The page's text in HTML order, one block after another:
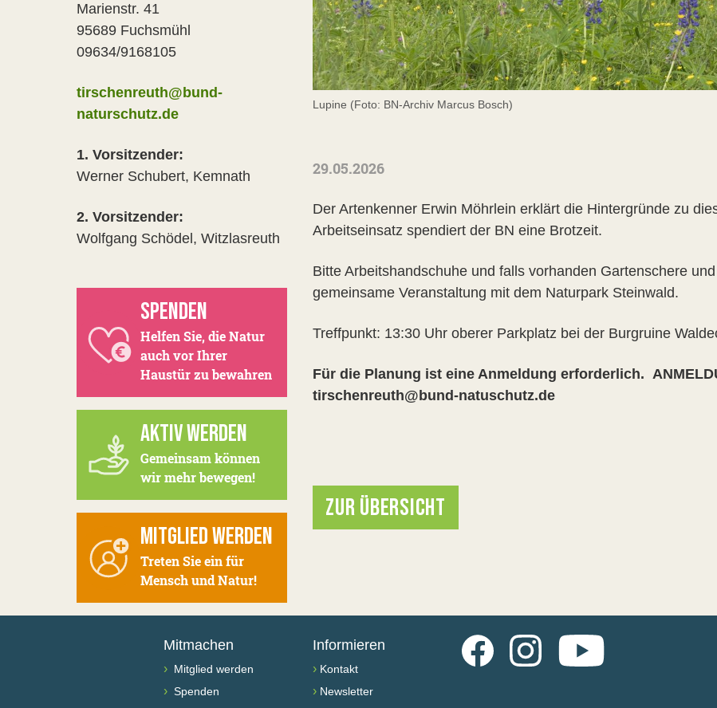
Lupine (Foto: BN-Archiv Marcus Bosch)
29.05.2026
Der Artenkenner Erwin Möhrlein erklärt die Hintergründe zu
Arbeitseinsatz spendiert der BN eine Brotzeit.
Bitte Arbeitshandschuhe und falls vorhanden Gartenschere
gemeinsame Veranstaltung mit dem Naturpark Steinwald.
Treffpunkt: 13:30 Uhr oberer Parkplatz bei der Burgruine
Für die Planung ist eine Anmeldung erforderlich.
tirschenreuth@bund-natuschutz.de
ZUR ÜBERSICHT
Marienstr. 41
95689 Fuchsmühl
09634/9168105
tirschenreuth@bund-
naturschutz.de
1. Vorsitzender:
Werner Schubert, Kemnath
2. Vorsitzender:
Wolfgang Schödel, Witzlasreuth
SPENDEN
Helfen Sie, die Natur
auch vor Ihrer
Haustür zu bewahren
AKTIV WERDEN
Gemeinsam können
wir mehr bewegen!
MITGLIED WERDEN
Treten Sie ein für
Mensch und Natur!
Mitmachen
› Mitglied werden
› Spenden
Informieren
› Kontakt
› Newsletter
FacebookInstagramYouTube